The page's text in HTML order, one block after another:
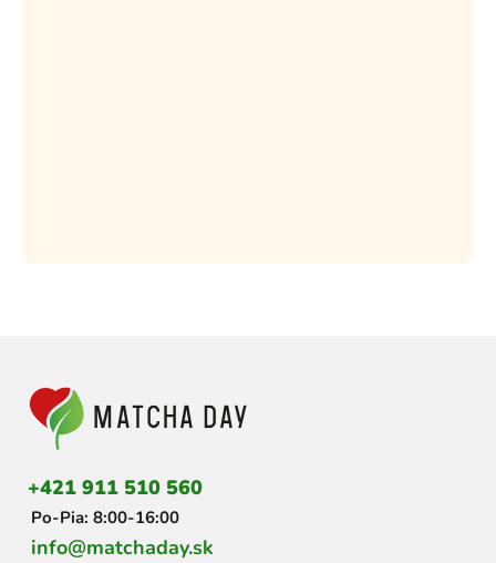
+421 911 510 560
Po-Pia: 8:00-16:00
info@matchaday.sk